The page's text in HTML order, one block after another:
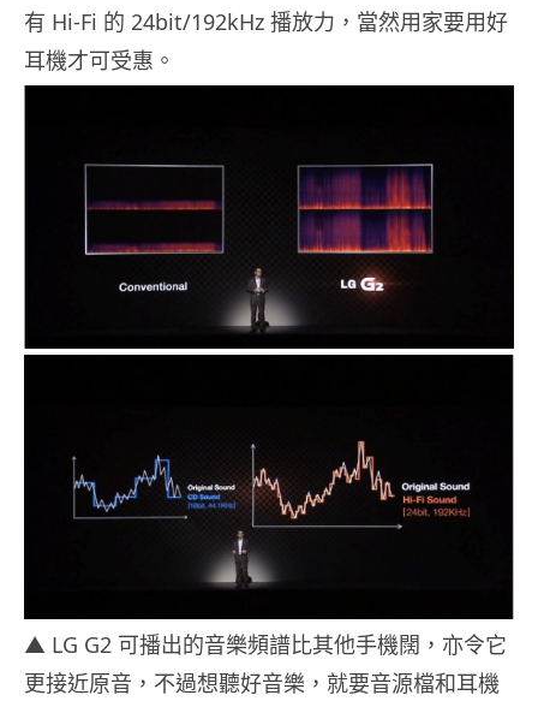
有 Hi-Fi 的 24bit/192kHz 播放力，當然用家要用好
耳機才可受惠。
▲ LG G2 可播出的音樂頻譜比其他手機闊，亦令它
更接近原音，不過想聽好音樂，就要音源檔和耳機